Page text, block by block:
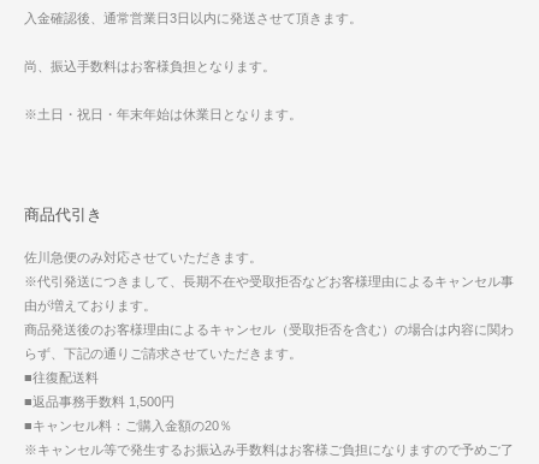
入金確認後、通常営業日3日以内に発送させて頂きます。
尚、振込手数料はお客様負担となります。
※土日・祝日・年末年始は休業日となります。
商品代引き
佐川急便のみ対応させていただきます。
※代引発送につきまして、長期不在や受取拒否などお客様理由によるキャンセル事
由が増えております。
商品発送後のお客様理由によるキャンセル（受取拒否を含む）の場合は内容に関わ
らず、下記の通りご請求させていただきます。
■往復配送料
■返品事務手数料 1,500円
■キャンセル料：ご購入金額の20％
※キャンセル等で発生するお振込み手数料はお客様ご負担になりますので予めご了